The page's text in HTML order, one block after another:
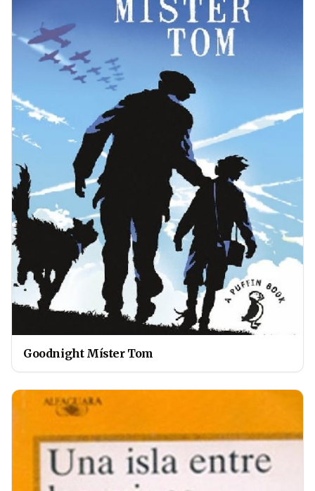
Goodnight Míster Tom